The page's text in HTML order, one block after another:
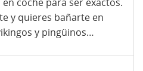
y quieres bañarte en
y pingüinos…